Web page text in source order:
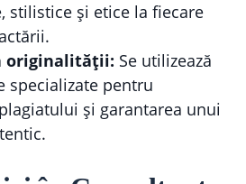
stilistice și etice la fiecare
originalității: Se utilizează
specializate pentru
și garantarea unui